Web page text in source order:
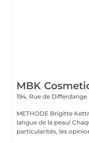
MBK
194, Rue de
METHODE Brigitte
langue de la peau!
particularités, les